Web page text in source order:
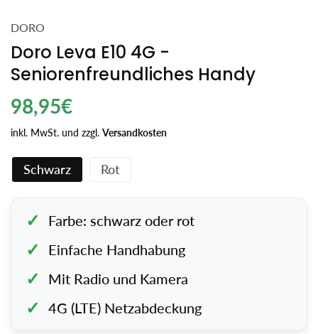
DORO
Doro Leva E10 4G -
Seniorenfreundliches Handy
Regulärer
Preis
98,95€
inkl. MwSt. und zzgl. Versandkosten
Schwarz Rot
Farbe: schwarz oder rot
Einfache Handhabung
Mit Radio und Kamera
4G (LTE) Netzabdeckung